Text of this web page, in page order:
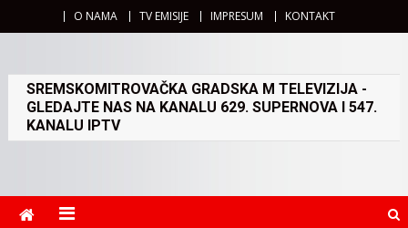
O NAMA TV EMISIJE IMPRESUM KONTAKT
SREMSKOMITROVAČKA GRADSKA M TELEVIZIJA -
GLEDAJTE NAS NA KANALU 629. SUPERNOVA I 547.
KANALU IPTV